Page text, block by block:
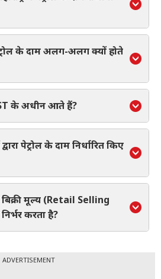
के दाम अलग-अलग क्यों होते
के अधीन आते हैं?
पेट्रोल के दाम निर्धारित किए
बिक्री मूल्य (Retail Selling
करता है?
ADVERTISEMENT